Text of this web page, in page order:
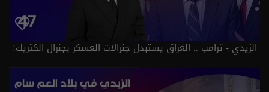
الزيدي - ترامب .. العراق يستبدل جنرالات العسكر بجنرال الكتريك!
- عشرين م٥ - الحلقة ٤٧ | الموسم 5